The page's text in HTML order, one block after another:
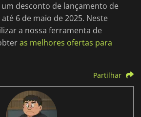
um desconto de lançamento de
6 de maio de 2025. Neste
a nossa ferramenta de
as melhores ofertas para
Partilhar